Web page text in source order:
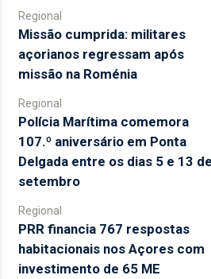
Regional
Missão cumprida: militares
açorianos regressam após
missão na Roménia
Regional
Polícia Marítima comemora
107.º aniversário em Ponta
Delgada entre os dias 5 e 13
setembro
Regional
PRR financia 767 respostas
habitacionais nos Açores com
investimento de 65 ME